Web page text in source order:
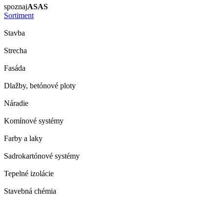
spoznajASAS
Sortiment
Stavba
Strecha
Fasáda
Dlažby, betónové ploty
Náradie
Komínové systémy
Farby a laky
Sadrokartónové systémy
Tepelné izolácie
Stavebná chémia